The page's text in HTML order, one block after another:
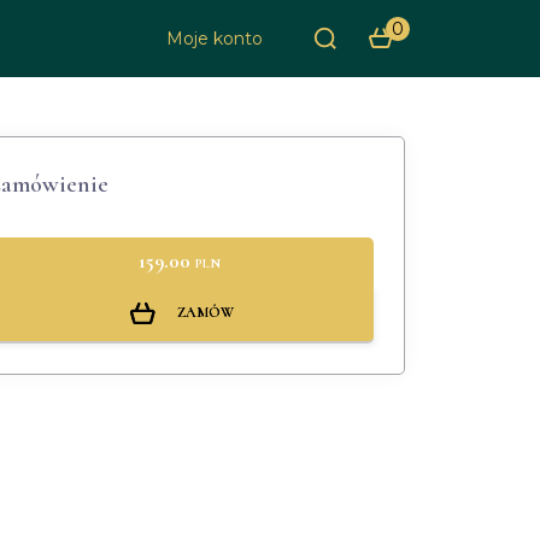
Moje konto 0
159.00 PLN
ZAMÓW